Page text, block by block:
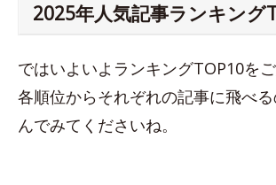
2025年人気記事ランキング
ではいよいよランキングTOP10をご
各順位からそれぞれの記事に飛べ
んでみてくださいね。